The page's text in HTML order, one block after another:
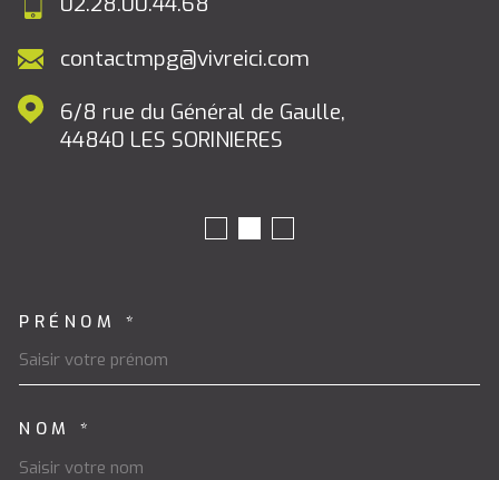
contactmpg@vivreici.com
6/8 rue du Général de Gaulle,
44840
LES SORINIERES
PRÉNOM *
NOM *